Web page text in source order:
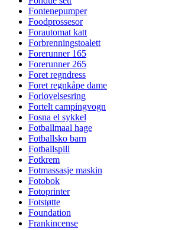
Fontenepumper
Foodprossesor
Forautomat katt
Forbrenningstoalett
Forerunner 165
Forerunner 265
Foret regndress
Foret regnkåpe dame
Forlovelsesring
Fortelt campingvogn
Fosna el sykkel
Fotballmaal hage
Fotballsko barn
Fotballspill
Fotkrem
Fotmassasje maskin
Fotobok
Fotoprinter
Fotstøtte
Foundation
Frankincense